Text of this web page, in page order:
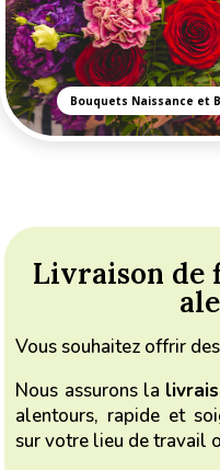
Bouquets Naissance et
Livraison de
Vous souhaitez offrir
Nous assurons la
alentours, rapide et
sur votre lieu de travail